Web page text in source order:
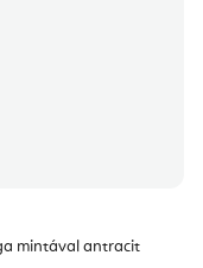
mintával antracit